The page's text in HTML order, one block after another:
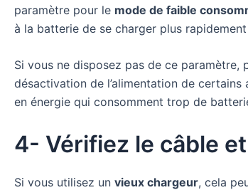
paramètre pour le mode de faible
à la batterie de se charger plus
Si vous ne disposez pas de ce paramètre,
désactivation de l’alimentation de
en énergie qui consomment trop de
4- Vérifiez le câble
Si vous utilisez un vieux chargeur, cela